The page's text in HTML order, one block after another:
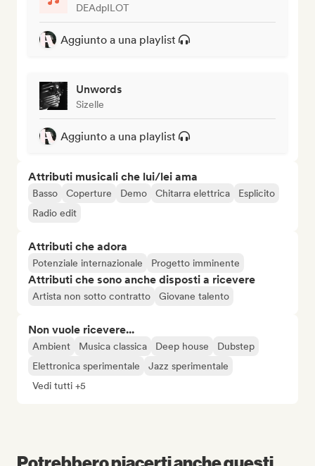
DEAdpILOT
Aggiunto a una playlist
Unwords
Sizelle
Aggiunto a una playlist
Attributi musicali che lui/lei ama
Basso Coperture Demo Chitarra elettrica
Esplicito
Radio edit
Attributi che adora
Potenziale internazionale Progetto imminente
Attributi che sono anche disposti a ricevere
Artista non sotto contratto Giovane talento
Non vuole ricevere...
Ambient Musica classica Deep house
Dubstep
Elettronica sperimentale
Jazz sperimentale
Vedi tutti +5
Potrebbero piacerti anche questi